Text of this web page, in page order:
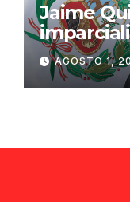
Jaime
de
AGOSTO 1,